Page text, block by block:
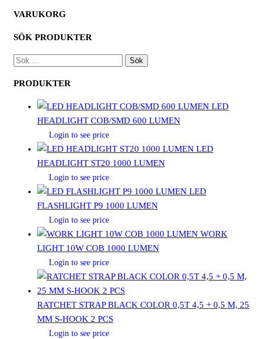
VARUKORG
SÖK PRODUKTER
SÖK
PRODUKTER
LED
HEADLIGHT COB/SMD 600 LUMEN
Login to see price
LED
HEADLIGHT ST20 1000 LUMEN
Login to see price
LED
FLASHLIGHT P9 1000 LUMEN
Login to see price
WORK
LIGHT 10W COB 1000 LUMEN
Login to see price
RATCHET STRAP BLACK COLOR 0,5T 4,5 + 0,5 M, 25
MM S-HOOK 2 PCS
Login to see price